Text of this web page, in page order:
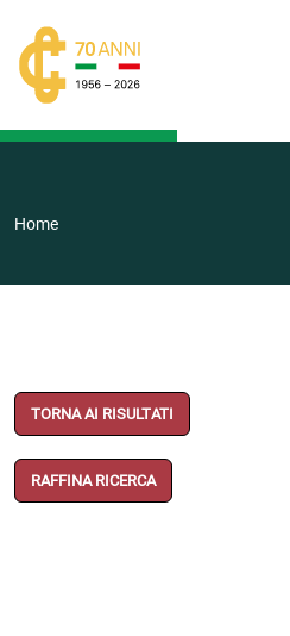
Home
TORNA AI RISULTATI
RAFFINA RICERCA